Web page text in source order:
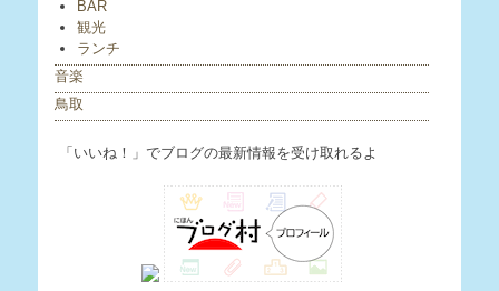
BAR
観光
ランチ
音楽
鳥取
「いいね！」でブログの最新情報を受け取れるよ